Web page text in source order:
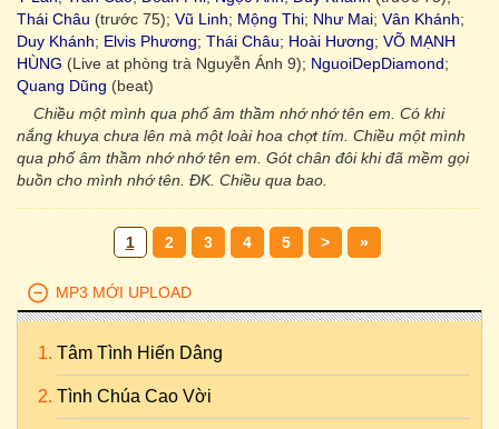
Thái Châu (trước 75); Vũ Linh; Mộng Thi; Như Mai; Vân Khánh;
Duy Khánh; Elvis Phương; Thái Châu; Hoài Hương; VÕ MẠNH
HÙNG (Live at phòng trà Nguyễn Ánh 9); NguoiDepDiamond;
Quang Dũng (beat)
Chiều một mình qua phố âm thầm nhớ nhớ tên em. Có khi
nắng khuya chưa lên mà một loài hoa chợt tím. Chiều một mình
qua phố âm thầm nhớ nhớ tên em. Gót chân đôi khi đã mềm gọi
buồn cho mình nhớ tên. ĐK. Chiều qua bao.
1 2 3 4 5 > »
MP3 MỚI UPLOAD
Tâm Tình Hiến Dâng
Tình Chúa Cao Vời